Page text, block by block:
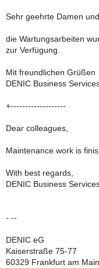
Sehr geehrte Damen
die Wartungsarbeiten
zur Verfügung.
Mit freundlichen Grüßen
DENIC Business
+-------------------
Dear colleagues,
Maintenance work is
With best regards,
DENIC Business
- --
DENIC eG
Kaiserstraße 75-77
60329 Frankfurt am Main